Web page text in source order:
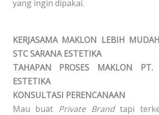
yang ingin dipakai.
KERJASAMA MAKLON LEBIH
STC SARANA ESTETIKA
TAHAPAN PROSES MAKLON PT.
ESTETIKA
KONSULTASI PERENCANAAN
Mau buat Private Brandtapi